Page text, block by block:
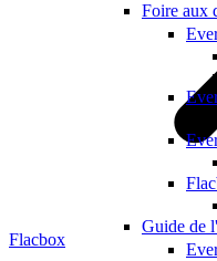
Foire aux
Guide de
Flacbox